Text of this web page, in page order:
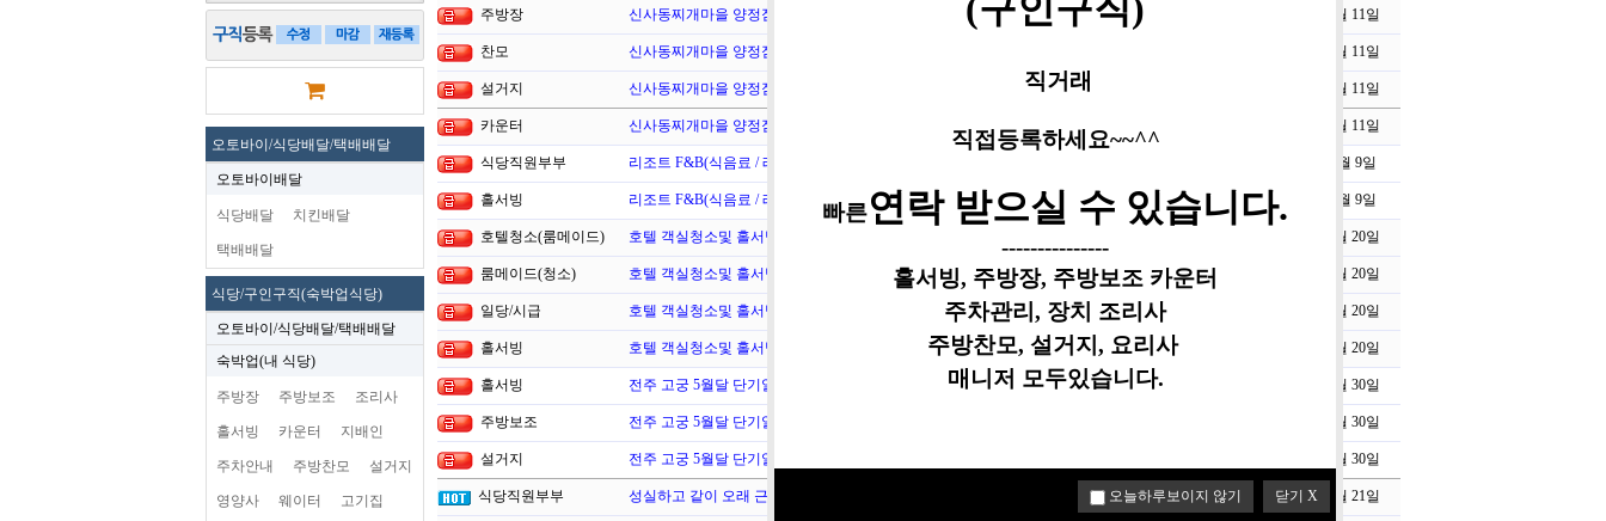
직거래
직접등록하세요~~^^
빠른연락 받으실 수 있습니다.​
---------------​
홀서빙, 주방장, 주방보조 카운터
주차관리, 장치 조리사
주방찬모, 설거지, ​요리사
매니저 모두있습니다.
오늘하루보이지 않기 닫기 X
오토바이/식당배달/택배배달
오토바이배달
식당배달 치킨배달
택배배달
식당/구인구직(숙박업식당)
오토바이/식당배달/택배배달
숙박업(내 식당)
주방장 주방보조 조리사
홀서빙 카운터 지배인
주차안내 주방찬모 설거지
영양사 웨이터 고기집
주방장 신사동찌개마을 양정점에서 주방 찬모이모님 구… 부산 부산진구 한국 6월 11일
찬모 신사동찌개마을 양정점에서 주방 찬모이모님 구… 6월 11일
설거지 신사동찌개마을 양정점에서 주방 찬모이모님 구… 부산 부산진구 6월 11일
카운터 신사동찌개마을 양정점에서 주방 찬모이모님 구… 부산 부산진구 6월 11일
식당직원부부 리조트 F&B(식음료 / 레스토랑&카페) 모… 6월 9일
홀서빙 리조트 F&B(식음료 / 레스토랑&카페) 모… 전북 부안군 무관 280 6월 9일
호텔청소(룸메이드) 호텔 객실청소및 홀서빙 단기알바 숙식무료제공 5월 20일
룸메이드(청소) 호텔 객실청소및 홀서빙 단기알바 숙식무료제공 강원 홍천군 한국 150,000 5월 20일
일당/시급 호텔 객실청소및 홀서빙 단기알바 숙식무료제공 강원 홍천군 한국 5월 20일
홀서빙 호텔 객실청소및 홀서빙 단기알바 숙식무료제공 강원 홍천군 한국 5월 20일
홀서빙 전주 고궁 5월달 단기알바 구합니다 전북 전주시 무관 4월 30일
주방보조 전주 고궁 5월달 단기알바 구합니다 4월 30일
설거지 전주 고궁 5월달 단기알바 구합니다 4월 30일
식당직원부부 성실하고 같이 오래 근무하실분 무관 협의후결정 4월 21일